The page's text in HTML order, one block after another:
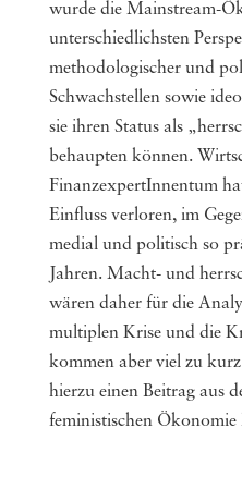
wurde die Mainstream-
unterschiedlichsten
methodologischer und
Schwachstellen sowie
sie ihren Status als
behaupten können.
FinanzexpertInnentum
Einfluss verloren, im
medial und politisch so
Jahren. Macht- und
wären daher für die
multiplen Krise und die
kommen aber viel zu
hierzu einen Beitrag aus
feministischen Ökonomie